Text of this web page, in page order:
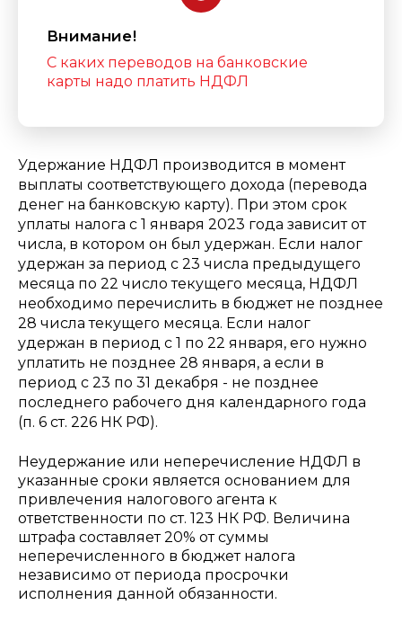
Внимание!
С каких переводов на банковские
карты надо платить НДФЛ
Удержание НДФЛ производится в момент
выплаты соответствующего дохода (перевода
денег на банковскую карту). При этом срок
уплаты налога с 1 января 2023 года зависит от
числа, в котором он был удержан. Если налог
удержан за период с 23 числа предыдущего
месяца по 22 число текущего месяца, НДФЛ
необходимо перечислить в бюджет не позднее
28 числа текущего месяца. Если налог
удержан в период с 1 по 22 января, его нужно
уплатить не позднее 28 января, а если в
период с 23 по 31 декабря - не позднее
последнего рабочего дня календарного года
(п. 6 ст. 226 НК РФ).
Неудержание или неперечисление НДФЛ в
указанные сроки является основанием для
привлечения налогового агента к
ответственности по ст. 123 НК РФ. Величина
штрафа составляет 20% от суммы
неперечисленного в бюджет налога
независимо от периода просрочки
исполнения данной обязанности.